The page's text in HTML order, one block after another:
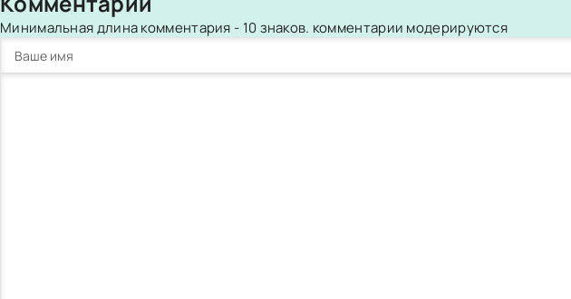
Минимальная длина комментария - 10 знаков. комментарии модерируются